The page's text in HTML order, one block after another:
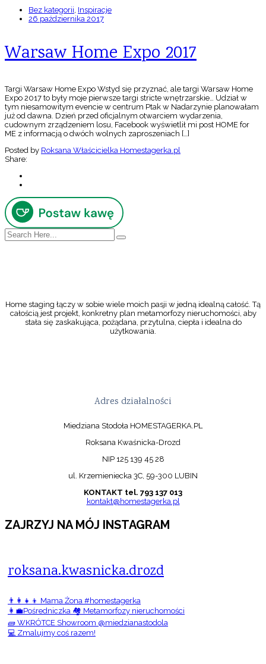
Bez kategorii, Inspiracje
26 października 2017
Warsaw Home Expo 2017
Targi Warsaw Home Expo Wstyd się przyznać, ale targi Warsaw Home
Expo 2017 to były moje pierwsze targi stricte wnętrzarskie… Udział w
tym niesamowitym evencie w centrum Ptak w Nadarzynie planowałam
już od dawna. Dzień przed oficjalnym otwarciem wydarzenia,
cudownym zrządzeniem losu, Facebook wyświetlił mi post HOME for
ME z informacją o dwóch wolnych zaproszeniach […]
Posted by Roksana Właścicielka Homestagerka.pl
Share:
Home staging łączy w sobie wiele moich pasji w jedną idealną całość. Tą
całością jest projekt, konkretny plan metamorfozy nieruchomości, aby
stała się zaskakująca, pożądana, przytulna, ciepła i idealna do
użytkowania.
Adres działalności
Miedziana Stodoła HOMESTAGERKA.PL
Roksana Kwaśnicka-Drozd
NIP 125 139 45 28
ul. Krzemieniecka 3C, 59-300 LUBIN
KONTAKT tel. 793 137 013
kontakt@homestagerka.pl
ZAJRZYJ NA MÓJ INSTAGRAM
roksana.kwasnicka.drozd
👨‍👩‍👧‍👦 Mama Żona #homestagerka
👩‍💼Pośredniczka 🏘️ Metamorfozy nieruchomości
🧱 WKRÓTCE Showroom @miedzianastodola
💻 Zmalujmy coś razem!